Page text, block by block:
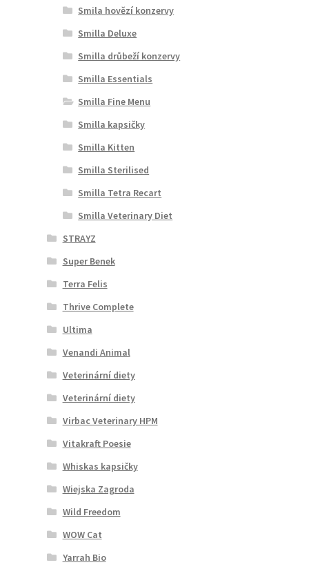
Smila hovězí konzervy
Smilla Deluxe
Smilla drůbeží konzervy
Smilla Essentials
Smilla Fine Menu
Smilla kapsičky
Smilla Kitten
Smilla Sterilised
Smilla Tetra Recart
Smilla Veterinary Diet
STRAYZ
Super Benek
Terra Felis
Thrive Complete
Ultima
Venandi Animal
Veterinární diety
Veterinární diety
Virbac Veterinary HPM
Vitakraft Poesie
Whiskas kapsičky
Wiejska Zagroda
Wild Freedom
WOW Cat
Yarrah Bio